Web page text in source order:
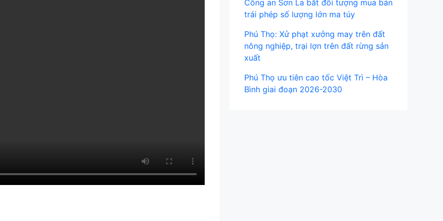
Công an Sơn La bắt đối tượng mua bán
trái phép số lượng lớn ma túy
Phú Thọ: Xử phạt xưởng may trên đất
nông nghiệp, trại lợn trên đất rừng sản
xuất
Phú Thọ ưu tiên cao tốc Việt Trì – Hòa
Bình giai đoạn 2026-2030